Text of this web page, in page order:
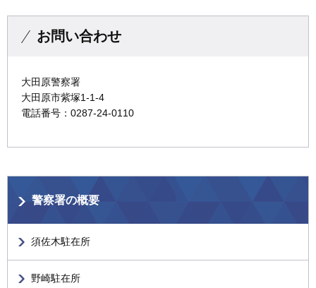
お問い合わせ
大田原警察署
大田原市紫塚1-1-4
電話番号：0287-24-0110
警察署の概要
須佐木駐在所
野崎駐在所